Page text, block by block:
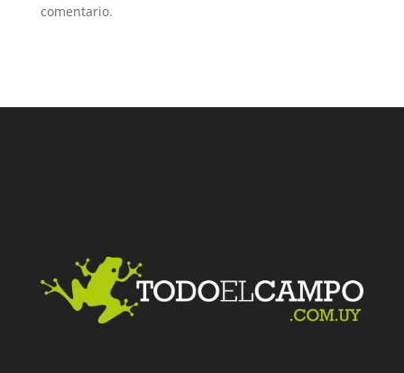
comentario.
Facebook